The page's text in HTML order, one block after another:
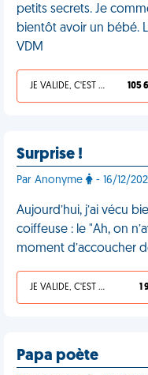
petits secrets. Je
bientôt avoir un bébé.
VDM
JE VALIDE, C'EST UNE VDM 105
Surprise !
Par Anonyme - 16/12/
Aujourd’hui, j’ai vécu
coiffeuse : le "Ah, on
moment d’accoucher
JE VALIDE, C'EST UNE VDM 1
Papa poète